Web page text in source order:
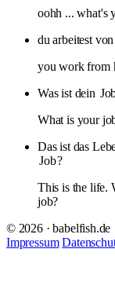
oohh ... what's
du arbeitest
you work from
Was ist dein
What is your
Das ist das
Job?
This is the life.
job?
© 2026 · babelfish.de
Impressum